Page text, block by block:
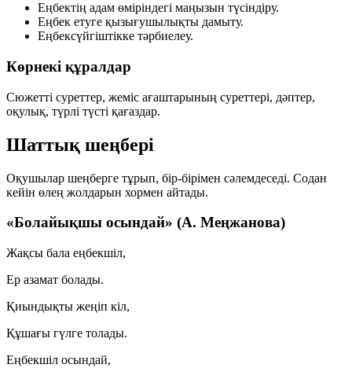
Еңбектің адам өміріндегі маңызын түсіндіру.
Еңбек етуге қызығушылықты дамыту.
Еңбексүйгіштікке тәрбиелеу.
Көрнекі құралдар
Сюжетті суреттер, жеміс ағаштарының суреттері, дәптер,
оқулық, түрлі түсті қағаздар.
Шаттық шеңбері
Оқушылар шеңберге тұрып, бір-бірімен сәлемдеседі. Содан
кейін өлең жолдарын хормен айтады.
«Болайықшы осындай» (А. Меңжанова)
Жақсы бала еңбекшіл,
Ер азамат болады.
Қиындықты жеңіп кіл,
Құшағы гүлге толады.
Еңбекшіл осындай,